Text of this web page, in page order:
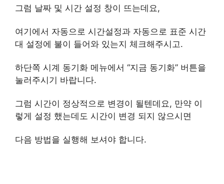
그럼 날짜 및 시간 설정 창이 뜨는데요,
여기에서 자동으로 시간설정과 자동으로 표준 시간
대 설정에 불이 들어와 있는지 체크해주시고.
하단쪽 시계 동기화 메뉴에서 “지금 동기화” 버튼을
눌러주시기 바랍니다.
그럼 시간이 정상적으로 변경이 될텐데요, 만약 이
렇게 설정 했는데도 시간이 변경 되지 않으시면
다음 방법을 실행해 보셔야 합니다.